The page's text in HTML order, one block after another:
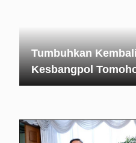
Tumbuhkan
Kesbangpol
Pembumian